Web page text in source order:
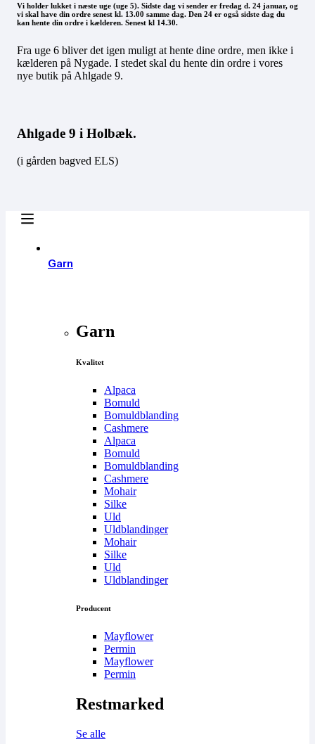
Vi holder lukket i næste uge (uge 5). Sidste dag vi sender er fredag d. 24 januar, og
vi skal have din ordre senest kl. 13.00 samme dag. Den 24 er også sidste dag du
kan hente din ordre i kælderen. Senest kl 14.30.
Fra uge 6 bliver det igen muligt at hente dine ordre, men ikke i
kælderen på Nygade. I stedet skal du hente din ordre i vores
nye butik på Ahlgade 9.
Ahlgade 9 i Holbæk.
(i gården bagved ELS)
Garn
Garn
Kvalitet
Alpaca
Bomuld
Bomuldblanding
Cashmere
Alpaca
Bomuld
Bomuldblanding
Cashmere
Mohair
Silke
Uld
Uldblandinger
Mohair
Silke
Uld
Uldblandinger
Producent
Mayflower
Permin
Mayflower
Permin
Restmarked
Se alle